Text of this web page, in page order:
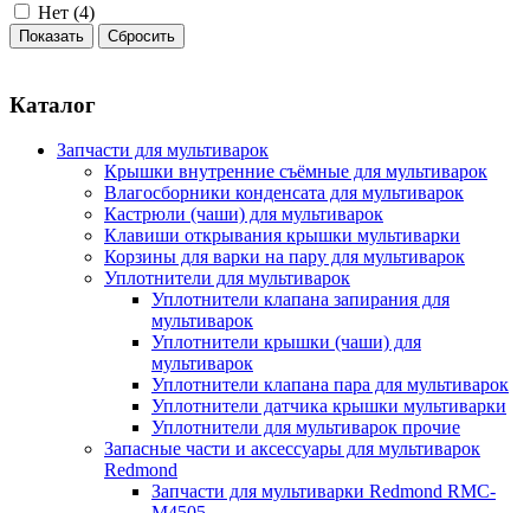
Нет (4)
Каталог
Запчасти для мультиварок
Крышки внутренние съёмные для мультиварок
Влагосборники конденсата для мультиварок
Кастрюли (чаши) для мультиварок
Клавиши открывания крышки мультиварки
Корзины для варки на пару для мультиварок
Уплотнители для мультиварок
Уплотнители клапана запирания для
мультиварок
Уплотнители крышки (чаши) для
мультиварок
Уплотнители клапана пара для мультиварок
Уплотнители датчика крышки мультиварки
Уплотнители для мультиварок прочие
Запасные части и аксессуары для мультиварок
Redmond
Запчасти для мультиварки Redmond RMC-